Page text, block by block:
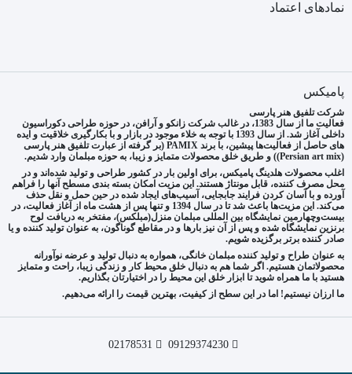
نمادهای اعتماد
پامیکس
شرکت تلفیق هنر پارسی
فعالیت ما از سال 1383، در غالب شرکت زانکو و آرافن، در حوزه طراحی دکوراسیون
داخلی آغاز شد. از سال 1393 با توجه به خلاء موجود در بازار و با بکارگیری خلاقیت و ایده
های حاصل از فعالیت‌ها پیشین، با برند PAMIX (بر گرفته از عبارت تلفیق هنر پارسی
(Persian art mix)) و طریق خلق محصولات متمایز و زیبا، به حوزه مبلمان وارد شدیم.
اغلب محصولات هلدینگ پامیکس، برای اولین بار در کشور طراحی و تولید شده‌اند و در
محل مصرف کننده، قابل مونتاژ هستند. این مزیت امکان بسته بندی مسطح آنها را فراهم
آورده و با آسان کردن فرایند جابجایی، آسیب‌های ایجاد شده در حین حمل و نقل حذف
می‌کند. این مزیت‌ها باعث شد تا در سال 1394 و تنها پس از هشت ماه از آغاز فعالیت، در
بیست‌وچهارمین نمایشگاه بین المللی مبلمان منزل(مبلکس)، مفتخر به دریافت لوح
برنزین نمایشگاه شده و پس از آن نیز بارها و در مقاطع گوناگون، به عنوان تولید کننده و یا
صادر کننده برتر برگزیده شویم.
به عنوان طراح و تولید کننده مبلمان خانگی، همواره به دنبال تولید و عرضه نوآورانه
محصولاتمان هستیم. اگر شما هم به دنبال خلق محیط کار و زندگی زیبا، راحت و متمایز
هستید با ما همراه شوید تا ابزار خلق این محیط را در اختیارتان بگذاریم.
ما ارزان نیستیم! اما در این سطح از کیفیت، بهترین قیمت را ارائه می‌دهیم.
09129374230
02178531